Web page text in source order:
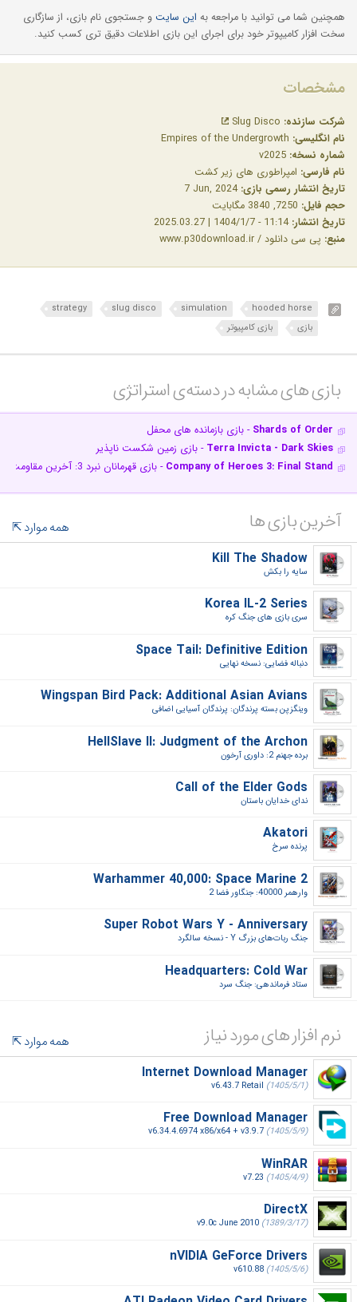
همچنین شما می توانید با مراجعه به این سایت و جستجوی نام بازی، از سازگاری
سخت افزار کامیپوتر خود برای اجرای این بازی اطلاعات دقیق تری کسب کنید.
مشخصات
شرکت سازنده:
نام انگلیسی:
شماره نسخه:
نام فارسی: امپراطوری های زیر کشت
تاریخ انتشار رسمی بازی: ‎ 7 Jun, 2024
حجم فایل:
تاریخ انتشار: 11:14 - 1404/1/7 | 2025.03.27
منبع: پی سی دانلود / www.p30download.ir
hooded horse
simulation
slug disco
strategy
بازی
بازی کامپیوتر
بازی های مشابه در دسته‌ی‌ استراتژی‎
Shards of Order - بازی بازمانده های محفل
Terra Invicta - Dark Skies - بازی زمین شکست ناپذیر
Company of Heroes 3: Final Stand - بازی قهرمانان نبرد 3: آخرین مقاومت
آخرین بازی ها
همه موارد
Kill The Shadow
سایه را بکش‎
Korea IL-2 Series
سری بازی های جنگ کره‎
Space Tail: Definitive Edition
دنباله فضایی: نسخه نهایی‎
Wingspan Bird Pack: Additional Asian Avians
وینگزپن بسته پرندگان: پرندگان آسیایی اضافی‎
HellSlave II: Judgment of the Archon
برده جهنم 2: داوری آرخون‎
Call of the Elder Gods
ندای خدایان باستان‎
Akatori
پرنده سرخ‎
Warhammer 40,000: Space Marine 2
وارهمر 40000: جنگاور فضا 2‎
Super Robot Wars Y - Anniversary
جنگ ربات‌های بزرگ Y - نسخه سالگرد‎
Headquarters: Cold War
ستاد فرماندهی: جنگ سرد‎
نرم افزار های مورد نیاز
همه موارد
Internet Download Manager
v6.43.7 Retail (1405/5/1)
Free Download Manager
v6.34.4.6974 x86/x64 + v3.9.7 (1405/5/9)
WinRAR
v7.23 (1405/4/9)
DirectX
v9.0c June 2010 (1389/3/17)
nVIDIA GeForce Drivers
v610.88 (1405/5/6)